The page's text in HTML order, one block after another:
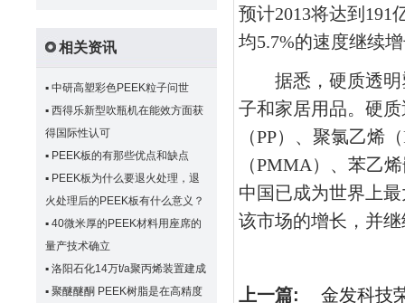
相关资讯
▪ 中研高塑彩色PEEK粒子问世
▪ 西得乐新型吹瓶机在能效方面获
得国际性认可
▪ PEEK板的有那些优点和缺点
▪ PEEK板为什么要退火处理，退
火处理后的PEEK板有什么意义？
▪ 40微米厚的PEEK材料用座席的
量产技术确立
▪ 洛阳石化14万t/a聚丙烯装置建成
▪ 聚醚醚酮 PEEK树脂是在高精度
预计2013将达到 191
均5.7%的速度继续
据悉，硬质透明
子和家居用品。硬
（PP）、聚氯乙烯（
（PMMA）、苯乙
中国已成为世界上
该市场的增长，并
上一篇: 金发科技